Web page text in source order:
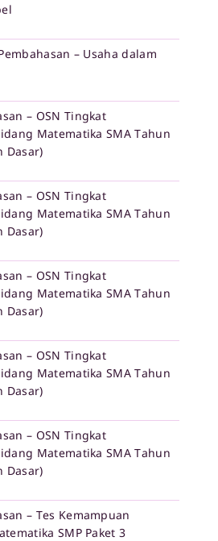
– Usaha dalam
– OSN Tingkat
Matematika SMA Tahun
Dasar)
– OSN Tingkat
Matematika SMA Tahun
Dasar)
– OSN Tingkat
Matematika SMA Tahun
Dasar)
– OSN Tingkat
Matematika SMA Tahun
Dasar)
– OSN Tingkat
Matematika SMA Tahun
Dasar)
– Tes Kemampuan
SMP Paket 3